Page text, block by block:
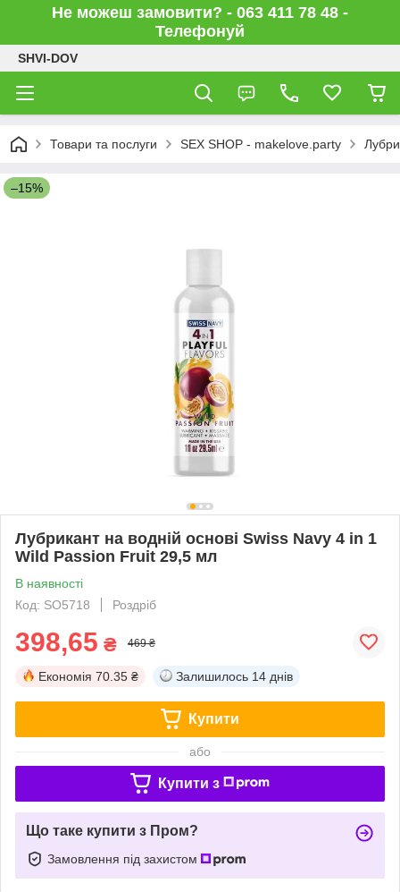
Не можеш замовити? - 063 411 78 48 -
Телефонуй
SHVI-DOV
Товари та послуги SEX SHOP - makelove.party
–15%
Лубрикант на водній основі Swiss Navy 4 in 1
Wild Passion Fruit 29,5 мл
В наявності
Код: SO5718
Роздріб
398,65 ₴ 469 ₴
Економія 70.35 ₴ Залишилось 14 днів
Купити
або
Купити з
Що таке купити з Пром?
Замовлення під захистом